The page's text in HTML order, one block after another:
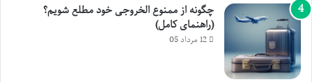
چگونه از ممنوع الخروجی خود مطلع شویم؟
(راهنمای کامل)
12 مرداد 05